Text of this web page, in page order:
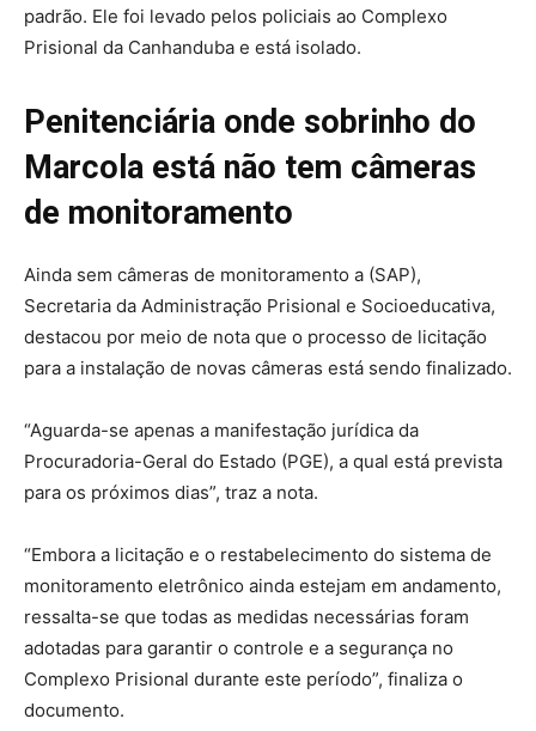
padrão. Ele foi levado pelos policiais ao Complexo
Prisional da Canhanduba e está isolado.
Penitenciária onde sobrinho do
Marcola está não tem câmeras
de monitoramento
Ainda sem câmeras de monitoramento a (SAP),
Secretaria da Administração Prisional e Socioeducativa,
destacou por meio de nota que o processo de licitação
para a instalação de novas câmeras está sendo finalizado.
“Aguarda-se apenas a manifestação jurídica da
Procuradoria-Geral do Estado (PGE), a qual está prevista
para os próximos dias”, traz a nota.
“Embora a licitação e o restabelecimento do sistema de
monitoramento eletrônico ainda estejam em andamento,
ressalta-se que todas as medidas necessárias foram
adotadas para garantir o controle e a segurança no
Complexo Prisional durante este período”, finaliza o
documento.